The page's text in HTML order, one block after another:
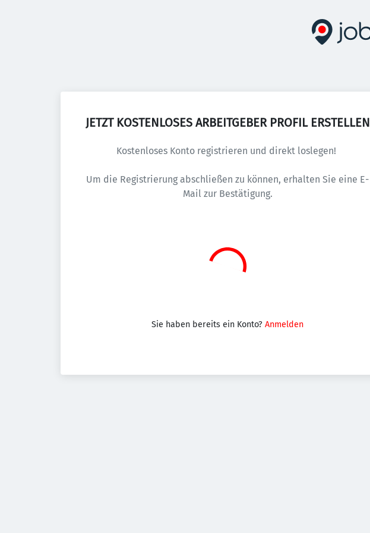
JETZT KOSTENLOSES ARBEITGEBER PROFIL ERSTELLEN
Kostenloses Konto registrieren und direkt loslegen!
Um die Registrierung abschließen zu können, erhalten Sie eine E-
Mail zur Bestätigung.
Sie haben bereits ein Konto? Anmelden